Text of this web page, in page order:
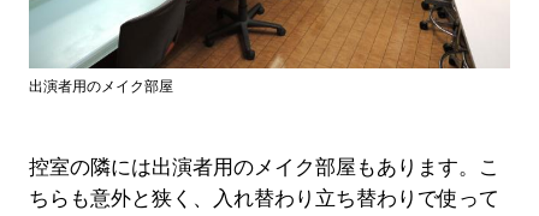
出演者用のメイク部屋
控室の隣には出演者用のメイク部屋もあります。こ
ちらも意外と狭く、入れ替わり立ち替わりで使って